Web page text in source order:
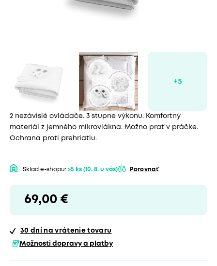
2 nezávislé ovládače. 3 stupne výkonu. Komfortný
materiál z jemného mikrovlákna. Možno prať v práčke.
Ochrana proti prehriatiu.
Sklad e-shopu: >5 ks (10. 8. u vás) Porovnať
69,00 €
30 dní na vrátenie tovaru
Možnosti dopravy a platby